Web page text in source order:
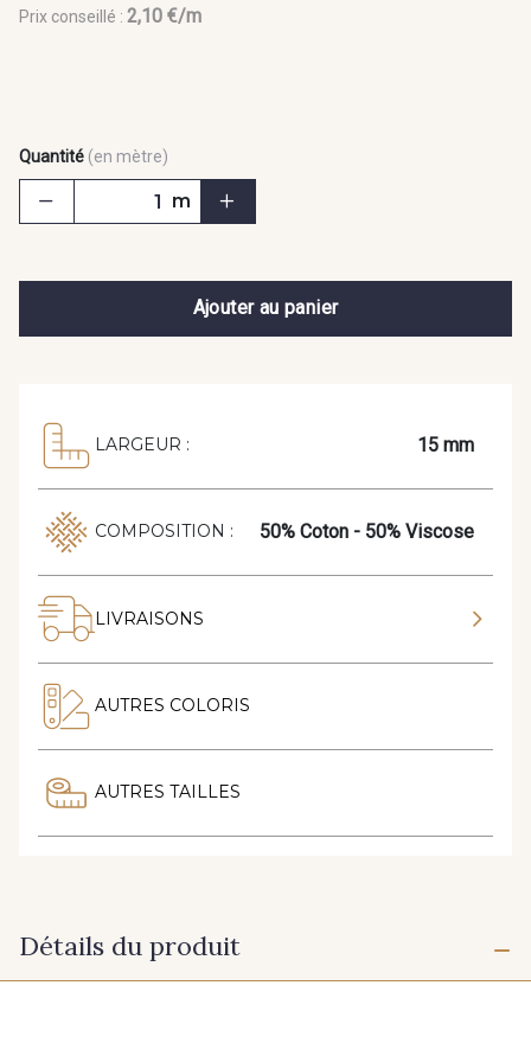
Prix conseillé : 2,10 €/m
Quantité (en mètre)
m
Ajouter au panier
LARGEUR : 15 mm
COMPOSITION : 50% Coton - 50% Viscose
LIVRAISONS
AUTRES COLORIS
AUTRES TAILLES
Détails du produit